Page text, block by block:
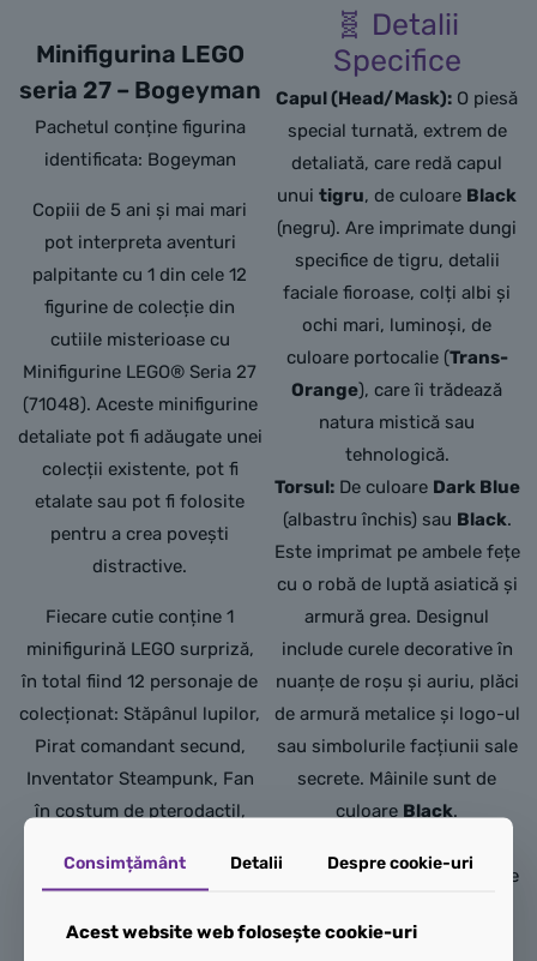
Minifigurina LEGO
seria 27 – Bogeyman
Pachetul conține figurina
identificata: Bogeyman
Copiii de 5 ani și mai mari
pot interpreta aventuri
palpitante cu 1 din cele 12
figurine de colecție din
cutiile misterioase cu
Minifigurine LEGO® Seria 27
(71048). Aceste minifigurine
detaliate pot fi adăugate unei
colecții existente, pot fi
etalate sau pot fi folosite
pentru a crea povești
distractive.
Fiecare cutie conține 1
minifigurină LEGO surpriză,
în total fiind 12 personaje de
colecționat: Stăpânul lupilor,
Pirat comandant secund,
Inventator Steampunk, Fan
în costum de pterodactil,
rucsac cu propulsie, Iubitor
longboarding, Puști
🧬 Detalii
Specifice
Capul (Head/Mask): O piesă
special turnată, extrem de
detaliată, care redă capul
unuitigru, de culoare Black
(negru). Are imprimate dungi
specifice de tigru, detalii
faciale fioroase, colți albi și
ochi mari, luminoși, de
culoare portocalie (Trans-
Orange), care îi trădează
natura mistică sau
tehnologică.
Torsul:De culoare Dark Blue
(albastru închis) sau Black.
Este imprimat pe ambele fețe
cu o robă de luptă asiatică și
armură grea. Designul
include curele decorative în
nuanțe de roșu și auriu, plăci
de armură metalice și logo-ul
sau simbolurile facțiunii sale
secrete. Mâinile sunt de
culoare Black.
standard de adult, imprimate
continua detaliile tunicii
Consimțământ Detalii Despre cookie-uri
Acest website web folosește cookie-uri